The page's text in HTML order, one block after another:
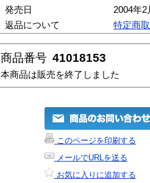
発売日
2004年2
返品について
特定商
商品番号 41018153
本商品は販売を終了しました
このページを印刷する
メールでURLを送る
お気に入りに追加する